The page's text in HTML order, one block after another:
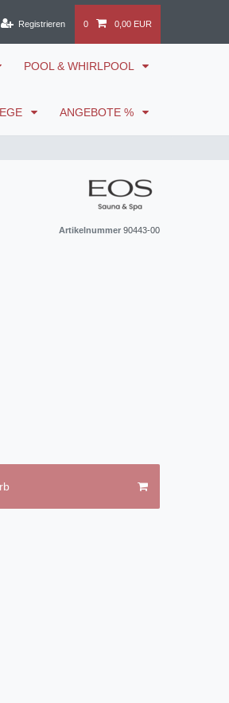
Registrieren 0 0,00 EUR
POOL & WHIRLPOOL
ANGEBOTE %
Artikelnummer 90443-00